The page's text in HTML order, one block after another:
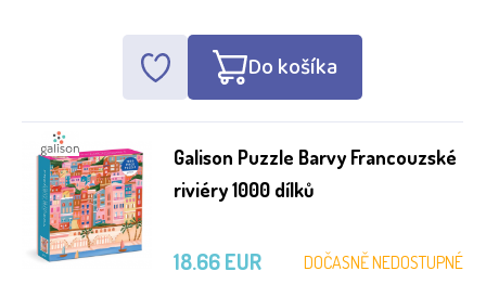
Do košíka
Galison Puzzle Barvy Francouzské
riviéry 1000 dílků
DOČASNĚ NEDOSTUPNÉ
18.66 EUR